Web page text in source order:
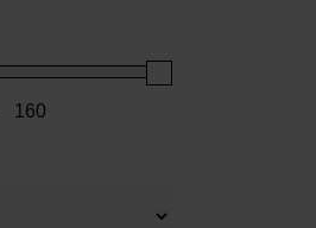
Minimum Price
Maximum Price